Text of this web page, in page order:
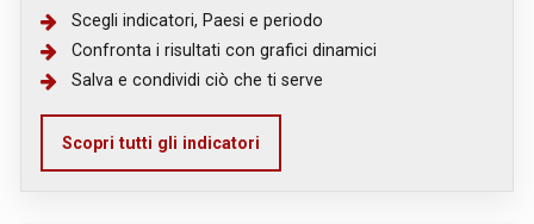
Scegli indicatori, Paesi e periodo
Confronta i risultati con grafici dinamici
Salva e condividi ciò che ti serve
Scopri tutti gli indicatori